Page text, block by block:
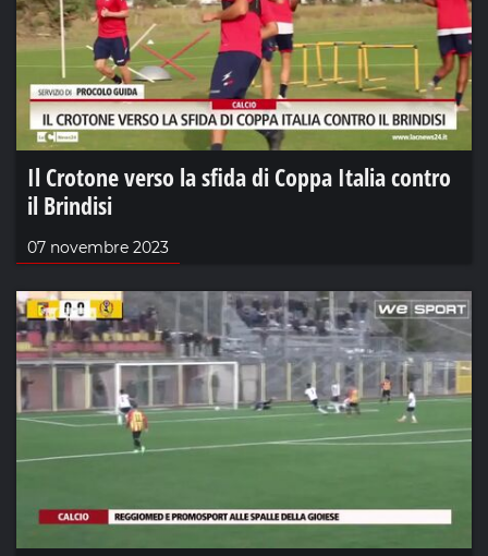
Il Crotone verso la sfida di Coppa Italia contro
il Brindisi
07 novembre 2023